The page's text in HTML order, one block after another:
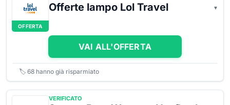
OFFERTA
Offerte lampo Lol Travel
VAI ALL'OFFERTA
🏷️ 68 hanno già risparmiato
VERIFICATO